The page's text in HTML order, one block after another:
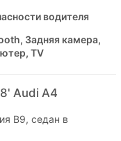
водителя
Задняя камера,
TV
Audi A4
B9, седан в